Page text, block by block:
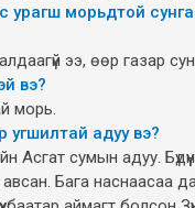
урагш морьдтой
ээ, өөр газар
вэ?
морь.
адуу вэ?
Асгат сумын адуу.
авсан. Бага наснаасаа